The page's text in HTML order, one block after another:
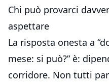
Chi può provarci
aspettare
La risposta onesta a
mese: si può?” è:
corridore. Non tutti